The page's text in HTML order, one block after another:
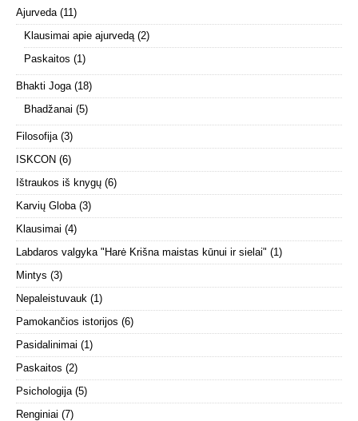
Ajurveda (11)
Klausimai apie ajurvedą (2)
Paskaitos (1)
Bhakti Joga (18)
Bhadžanai (5)
Filosofija (3)
ISKCON (6)
Ištraukos iš knygų (6)
Karvių Globa (3)
Klausimai (4)
Labdaros valgyka "Harė Krišna maistas kūnui ir sielai" (1)
Mintys (3)
Nepaleistuvauk (1)
Pamokančios istorijos (6)
Pasidalinimai (1)
Paskaitos (2)
Psichologija (5)
Renginiai (7)